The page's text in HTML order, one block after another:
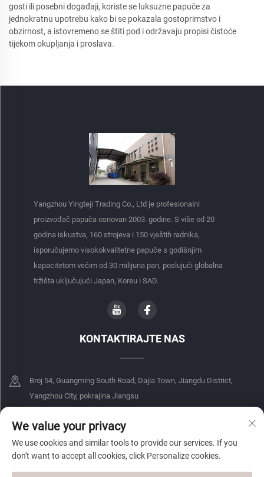
gosti ili posebni događaji, koriste se luksuzne papuče za
jednokratnu upotrebu kako bi se pokazala gostoprimstvo i
obzirnost, a istovremeno se štiti pod i održavaju propisi čistoće
tijekom okupljanja i proslava.
Yangzhou Yingteji Trading Co., Ltd je profesionalni
proizvođač papuča osnovan 2003. godine. S više od 20
godina iskustva, 160 strojeva i 150 vještih radnika,
isporučujemo visokokvalitetne papuče s godišnjim
kapacitetom većim od 30 milijuna pari, poslujući globalna
tržišta uključujući Japan, Koreu i SAD.
KONTAKTIRAJTE NAS
Broj 54, Guangming South Road, Dajia Town, Jiangdu District,
Yangzhou City, pokrajina Jiangsu
+86-18068849339
[email protected]
We value your privacy
We use cookies and similar tools to provide our services. If you
don't want to accept all cookies, click Personalize cookies.